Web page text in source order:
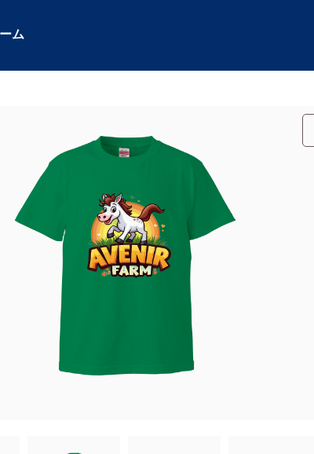
ム